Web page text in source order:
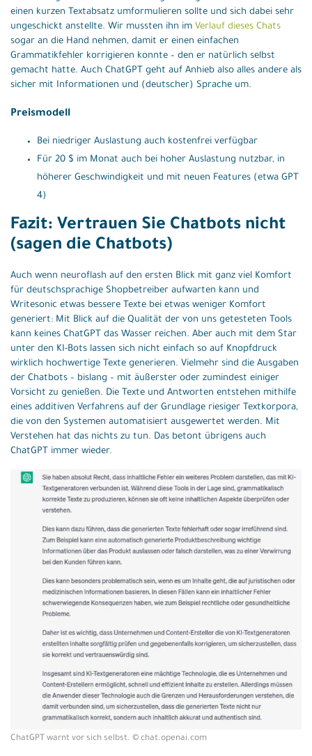
einen kurzen Textabsatz umformulieren sollte und sich dabei sehr
ungeschickt anstellte. Wir mussten ihn im Verlauf dieses Chats
sogar an die Hand nehmen, damit er einen einfachen
Grammatikfehler korrigieren konnte – den er natürlich selbst
gemacht hatte. Auch ChatGPT geht auf Anhieb also alles andere als
sicher mit Informationen und (deutscher) Sprache um.
Preismodell
Bei niedriger Auslastung auch kostenfrei verfügbar
Für 20 $ im Monat auch bei hoher Auslastung nutzbar, in
höherer Geschwindigkeit und mit neuen Features (etwa GPT
4)
Fazit: Vertrauen Sie Chatbots nicht
(sagen die Chatbots)
Auch wenn neuroflash auf den ersten Blick mit ganz viel Komfort
für deutschsprachige Shopbetreiber aufwarten kann und
Writesonic etwas bessere Texte bei etwas weniger Komfort
generiert: Mit Blick auf die Qualität der von uns getesteten Tools
kann keines ChatGPT das Wasser reichen. Aber auch mit dem Star
unter den KI-Bots lassen sich nicht einfach so auf Knopfdruck
wirklich hochwertige Texte generieren. Vielmehr sind die Ausgaben
der Chatbots – bislang – mit äußerster oder zumindest einiger
Vorsicht zu genießen. Die Texte und Antworten entstehen mithilfe
eines additiven Verfahrens auf der Grundlage riesiger Textkorpora,
die von den Systemen automatisiert ausgewertet werden. Mit
Verstehen hat das nichts zu tun. Das betont übrigens auch
ChatGPT immer wieder.
ChatGPT warnt vor sich selbst. © chat.openai.com